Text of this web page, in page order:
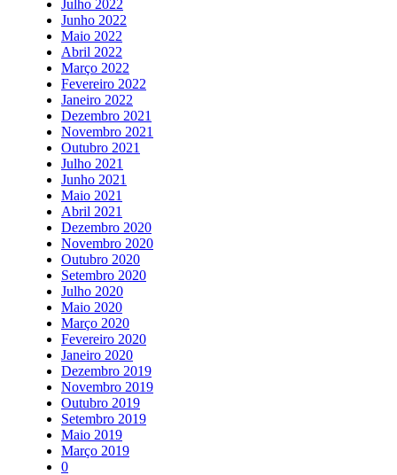
Julho 2022
Junho 2022
Maio 2022
Abril 2022
Março 2022
Fevereiro 2022
Janeiro 2022
Dezembro 2021
Novembro 2021
Outubro 2021
Julho 2021
Junho 2021
Maio 2021
Abril 2021
Dezembro 2020
Novembro 2020
Outubro 2020
Setembro 2020
Julho 2020
Maio 2020
Março 2020
Fevereiro 2020
Janeiro 2020
Dezembro 2019
Novembro 2019
Outubro 2019
Setembro 2019
Maio 2019
Março 2019
0